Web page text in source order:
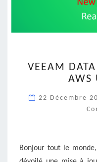
VEEAM
AWS
22 Décembre
Bonjour tout le